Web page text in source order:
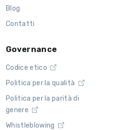
Blog
Contatti
Governance
Codice etico
Politica per la qualità
Politica per la parità di
genere
Whistleblowing